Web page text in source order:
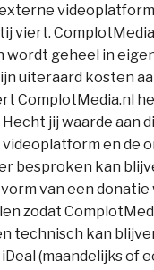
viert.
wordt geheel in
uiteraard kosten
ComplotMedia.nl
Hecht jij waarde aan
en de
besproken kan
van een donatie
zodat
technisch kan
(maandelijks of